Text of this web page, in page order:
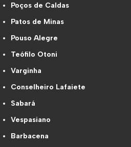
Poços de Caldas
Patos de Minas
Pouso Alegre
Teófilo Otoni
Varginha
Conselheiro Lafaiete
Sabará
Vespasiano
Barbacena